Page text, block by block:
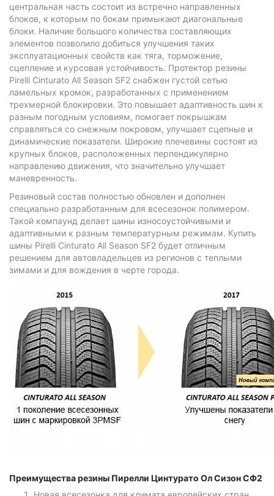
центральная часть состоит из встречно направленных
блоков, к которым по бокам примыкают диагональные
блоки. Наличие большого количества составляющих
элементов позволило добиться улучшения таких
эксплуатационных свойств как тяга, торможение,
сцепление и курсовая устойчивость. Протектор резины
Pirelli Cinturato All Season SF2 снабжен густой сетью
ламельных кромок, разработанных с применением
трехмерной блокировки. Это повышает адаптивность шин к
разным погодным условиям, помогает покрышкам
справляться со снежным покровом, улучшает сцепные и
динамические показатели. Широкие плечевины состоят из
крупных блоков, расположенных перпендикулярно
направлению движения, что значительно улучшает
маневренность.
Резиновый состав полностью обновлен и дополнен
специально разработанным для всесезонок полимером.
Такой компаунд делает шины износоустойчивыми и
адаптивными к разным температурным режимам. Купить
шины Pirelli Cinturato All Season SF2 будет отличным
решением для автовладельцев из регионов с теплыми
зимами и для вождения в черте города.
Преимущества резины Пирелли Цинтурато Ол Сизон СФ2